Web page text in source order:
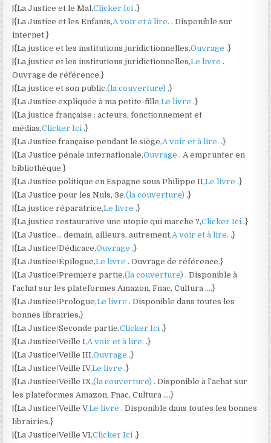
|{La Justice et le Mal,Clicker Ici.}
|{La Justice et les Enfants,A voir et à lire.. Disponible sur
internet.}
|{La justice et les institutions juridictionnelles,Ouvrage.}
|{La justice et les institutions juridictionnelles,Le livre.
Ouvrage de référence.}
|{La justice et son public,(la couverture).}
|{La Justice expliquée à ma petite-fille,Le livre.}
|{La justice française : acteurs, fonctionnement et
médias,Clicker Ici.}
|{La Justice française pendant le siège,A voir et à lire..}
|{La Justice pénale internationale,Ouvrage. A emprunter en
bibliothèque.}
|{La Justice politique en Espagne sous Philippe II,Le livre.}
|{La Justice pour les Nuls, 3e,(la couverture).}
|{La justice réparatrice,Le livre.}
|{La justice restaurative une utopie qui marche ?,Clicker Ici.}
|{La Justice… demain, ailleurs, autrement,A voir et à lire..}
|{La Justice/Dédicace,Ouvrage.}
|{La Justice/Épilogue,Le livre. Ouvrage de référence.}
|{La Justice/Premiere partie,(la couverture). Disponible à
l’achat sur les plateformes Amazon, Fnac, Cultura ….}
|{La Justice/Prologue,Le livre. Disponible dans toutes les
bonnes librairies.}
|{La Justice/Seconde partie,Clicker Ici.}
|{La Justice/Veille I,A voir et à lire..}
|{La Justice/Veille III,Ouvrage.}
|{La Justice/Veille IV,Le livre.}
|{La Justice/Veille IX,(la couverture). Disponible à l’achat sur
les plateformes Amazon, Fnac, Cultura ….}
|{La Justice/Veille V,Le livre. Disponible dans toutes les bonnes
librairies.}
|{La Justice/Veille VI,Clicker Ici.}